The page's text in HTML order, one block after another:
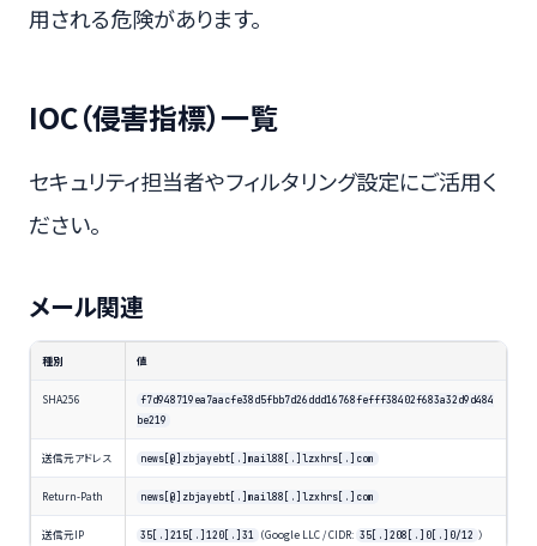
用される危険があります。
IOC（侵害指標）一覧
セキュリティ担当者やフィルタリング設定にご活用く
ださい。
メール関連
種別 値
SHA256
f7d948719ea7aacfe38d5fbb7d26ddd16768fefff38402f683a32d9d484
be219
送信元アドレス news[@]zbjayebt[.]mail88[.]lzxhrs[.]com
Return-Path news[@]zbjayebt[.]mail88[.]lzxhrs[.]com
送信元IP 35[.]215[.]120[.]31 （Google LLC / CIDR: 35[.]208[.]0[.]0/12 ）